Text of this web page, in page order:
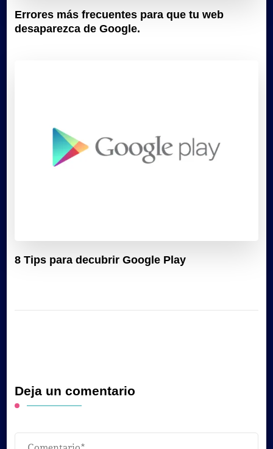
Errores más frecuentes para que tu web
desaparezca de Google.
8 Tips para decubrir Google Play
Deja un comentario